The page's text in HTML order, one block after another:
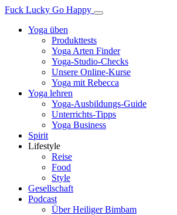
Fuck Lucky Go Happy
Yoga üben
Produkttests
Yoga Arten Finder
Yoga-Studio-Checks
Unsere Online-Kurse
Yoga mit Rebecca
Yoga lehren
Yoga-Ausbildungs-Guide
Unterrichts-Tipps
Yoga Business
Spirit
Lifestyle
Reise
Food
Style
Gesellschaft
Podcast
Über Heiliger Bimbam